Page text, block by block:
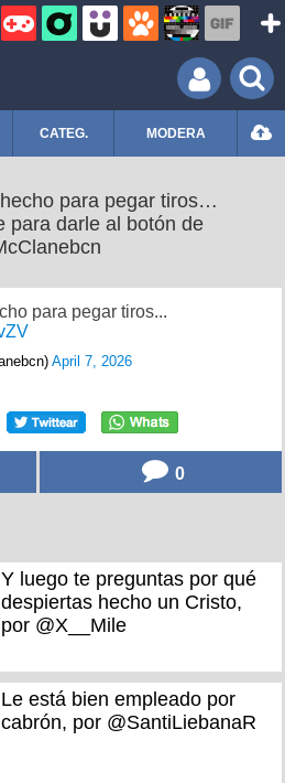
CATEG. MODERA
para pegar tiros…
para darle al botón de
para pegar tiros...
April 7, 2026
0
Y luego te preguntas por qué
despiertas hecho un Cristo,
por @X__Mile
Le está bien empleado por
cabrón, por @SantiLiebanaR